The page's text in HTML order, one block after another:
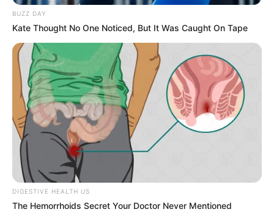
BUZZ DAY
Kate Thought No One Noticed, But It Was Caught On Tape
DIGESTIVE HEALTH US
The Hemorrhoids Secret Your Doctor Never Mentioned